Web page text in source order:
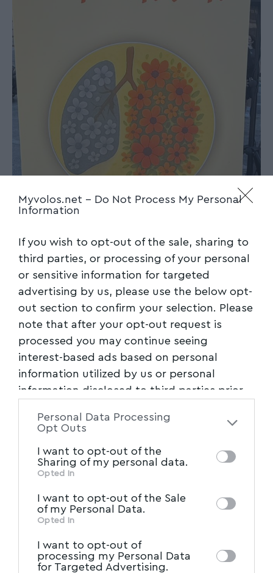
Myvolos.net - Do Not Process My Personal
Information
If you wish to opt-out of the sale, sharing to
third parties, or processing of your personal
or sensitive information for targeted
advertising by us, please use the below opt-
out section to confirm your selection. Please
note that after your opt-out request is
processed you may continue seeing
interest-based ads based on personal
information utilized by us or personal
information disclosed to third parties prior
of the further disclosure of your personal
of downstream participants. This
information may also be disclosed by us to
Participantsthat may further disclose it to
other third parties.
Personal Data Processing
Opt Outs
I want to opt-out of the
Sharing of my personal data.
Opted In
I want to opt-out of the Sale
of my Personal Data.
Opted In
I want to opt-out of
processing my Personal Data
for Targeted Advertising.
Ακολουθήστε το myvolos.net στο
Google News και μάθετε πρώτοι όλες
Ακολουθήστε μας στο επίσημο κανάλι
του Myvolos.net στο Youtube
TAGGED: ΒΟΛΟΣ,ΓΚΡΙΖΟ,ΕΞΑΡΤΗΣΗ